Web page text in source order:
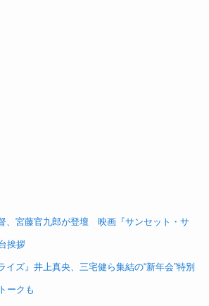
、宮藤官九郎が登壇 映画『サンセット・サ
挨拶
イズ』井上真央、三宅健ら集結の“新年会”特別
ークも